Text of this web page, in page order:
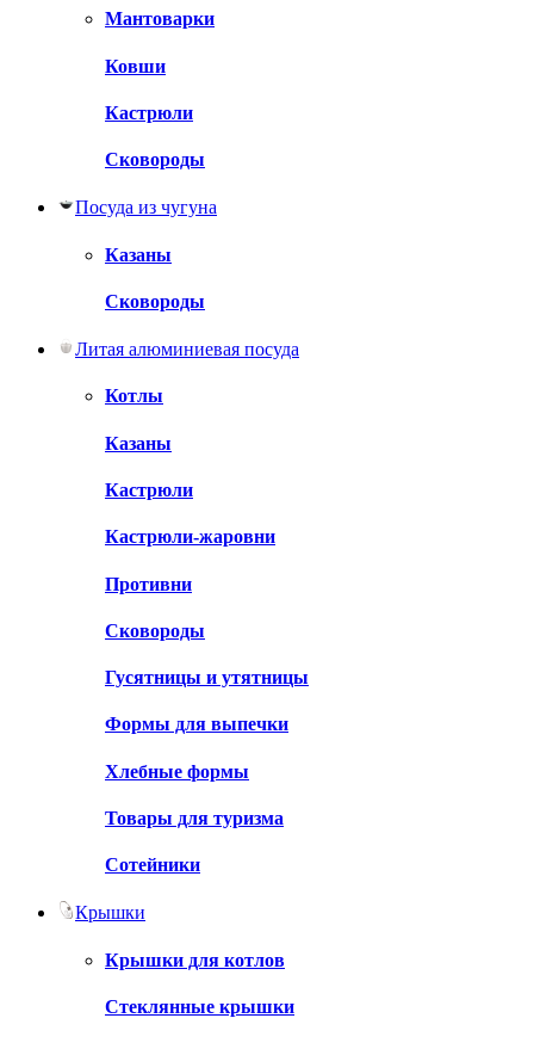
Мантоварки
Ковши
Кастрюли
Сковороды
Посуда из чугуна
Казаны
Сковороды
Литая алюминиевая посуда
Котлы
Казаны
Кастрюли
Кастрюли-жаровни
Противни
Сковороды
Гусятницы и утятницы
Формы для выпечки
Хлебные формы
Товары для туризма
Сотейники
Крышки
Крышки для котлов
Стеклянные крышки